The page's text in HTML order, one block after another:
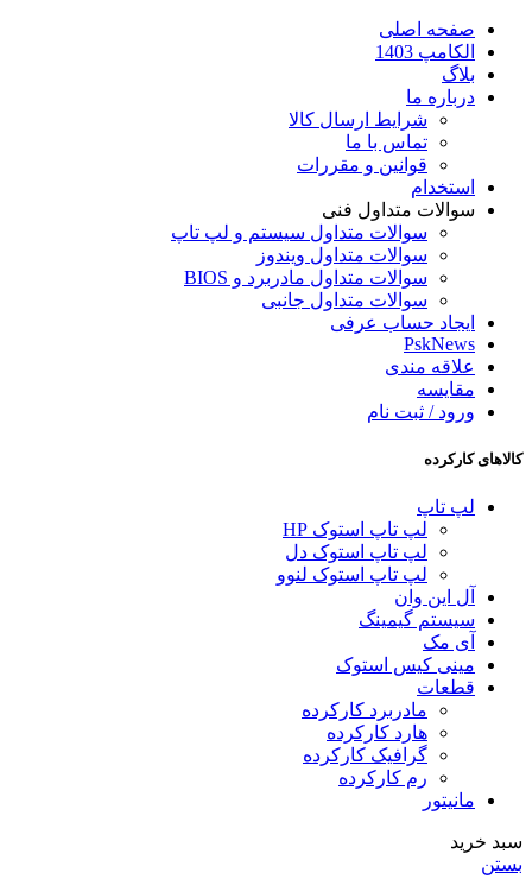
صفحه اصلی
الکامپ 1403
بلاگ
درباره ما
شرایط ارسال کالا
تماس با ما
قوانین و مقررات
استخدام
سوالات متداول فنی
سوالات متداول سیستم و لپ تاپ
سوالات متداول ویندوز
سوالات متداول مادربرد و BIOS
سوالات متداول جانبی
ایجاد حساب عرفی
PskNews
علاقه مندی
مقایسه
ورود / ثبت نام
کالاهای کارکرده
لپ تاپ
لپ تاپ استوک HP
لپ تاپ استوک دل
لپ تاپ استوک لنوو
آل این وان
سیستم گیمینگ
آی مک
مینی کیس استوک
قطعات
مادربرد کارکرده
هارد کارکرده
گرافیک کارکرده
رم کارکرده
مانیتور
سبد خرید
بستن